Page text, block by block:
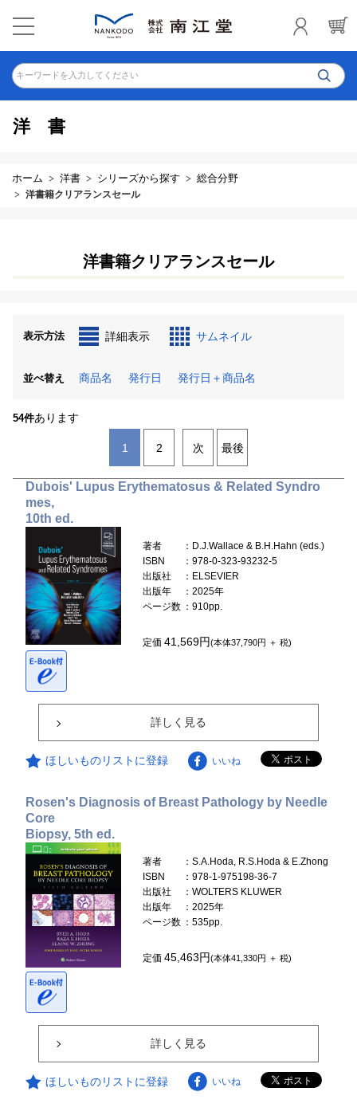
キーワードを入力してください
洋書
ホーム 洋書 シリーズから探す 総合分野
洋書籍クリアランスセール
洋書籍クリアランスセール
表示方法 詳細表示 サムネイル
並べ替え 商品名 発行日 発行日＋商品名
54件あります
1 2 次 最後
Dubois' Lupus Erythematosus & Related Syndro
mes,
10th ed.
著者
：D.J.Wallace & B.H.Hahn (eds.)
ISBN
：978-0-323-93232-5
出版社
：ELSEVIER
出版年
：2025年
ページ数 ：910pp.
定価41,569円(本体37,790円 ＋ 税)
詳しく見る
ほしいものリストに登録 いいね
Rosen's Diagnosis of Breast Pathology by Needle
Core
Biopsy, 5th ed.
著者
：S.A.Hoda, R.S.Hoda & E.Zhong
ISBN
：978-1-975198-36-7
出版社
：WOLTERS KLUWER
出版年
：2025年
ページ数 ：535pp.
定価45,463円(本体41,330円 ＋ 税)
詳しく見る
ほしいものリストに登録 いいね